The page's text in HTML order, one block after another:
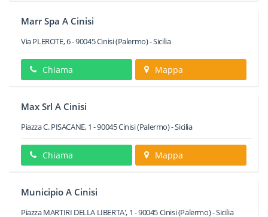
Marr Spa A Cinisi
Via PLEROTE, 6-90045Cinisi(Palermo) -Sicilia
Chiama Mappa
Max Srl A Cinisi
Piazza C. PISACANE, 1 -90045Cinisi(Palermo) -Sicilia
Chiama Mappa
Municipio A Cinisi
Piazza MARTIRI DELLA LIBERTA', 1 -90045Cinisi(Palermo) -Sicilia